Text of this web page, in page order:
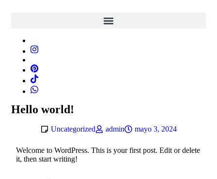
Hello world!
Uncategorized admin mayo 3, 2024
Welcome to WordPress. This is your first post. Edit or delete
it, then start writing!